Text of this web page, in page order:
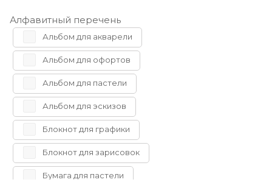
Алфавитный перечень
Альбом для акварели
Альбом для офортов
Альбом для пастели
Альбом для эскизов
Блокнот для графики
Блокнот для зарисовок
Бумага для пастели